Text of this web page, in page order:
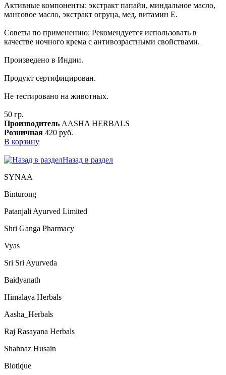
Активные компоненты: экстракт папайи, миндальное масло,
манговое масло, экстракт огруца, мед, витамин Е.
Советы по применению: Рекомендуется использовать в
качестве ночного крема с антивозрастными свойствами.
Произведено в Индии.
Продукт сертифицирован.
Не тестировано на животных.
50 гр.
Производитель AASHA HERBALS
Розничная 420 руб.
В корзину
Назад в раздел
SYNAA
Binturong
Patanjali Ayurved Limited
Shri Ganga Pharmacy
Vyas
Sri Sri Ayurveda
Baidyanath
Himalaya Herbals
Aasha_Herbals
Raj Rasayana Herbals
Shahnaz Husain
Biotique